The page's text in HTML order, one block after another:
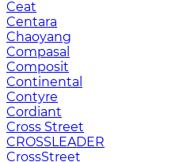
Ceat
Centara
Chaoyang
Compasal
Composit
Continental
Contyre
Cordiant
Cross Street
CROSSLEADER
CrossStreet